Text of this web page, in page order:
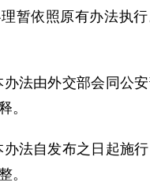
暂依照原有办法执
由外交部会同公安
。
自发布之日起施行
。